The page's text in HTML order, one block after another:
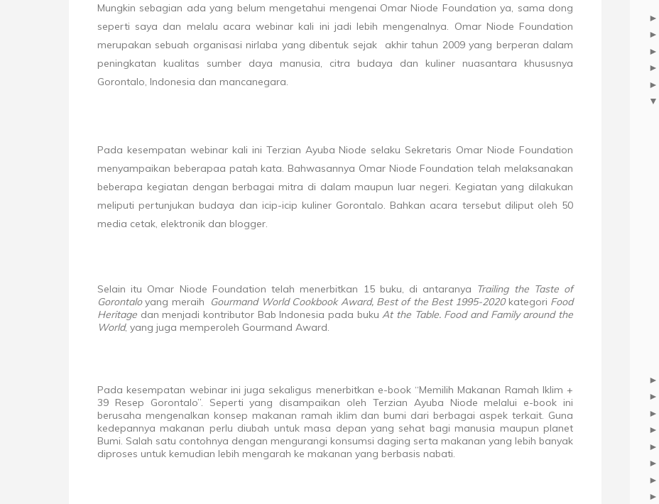
Mungkin sebagian ada yang belum mengetahui mengenai Omar Niode Foundation ya, sama dong
seperti saya dan melalu acara webinar kali ini jadi lebih mengenalnya. Omar Niode Foundation
merupakan sebuah organisasi nirlaba yang dibentuk sejak
akhir tahun 2009 yang berperan dalam
peningkatan kualitas sumber daya manusia, citra budaya dan kuliner nuasantara khususnya
Gorontalo, Indonesia dan mancanegara.
Pada kesempatan webinar kali ini Terzian Ayuba Niode selaku Sekretaris Omar Niode Foundation
menyampaikan beberapaa patah kata. Bahwasannya Omar Niode Foundation telah melaksanakan
beberapa kegiatan dengan berbagai mitra di dalam maupun luar negeri. Kegiatan yang dilakukan
meliputi pertunjukan budaya dan icip-icip kuliner Gorontalo. Bahkan acara tersebut diliput oleh 50
media cetak, elektronik dan blogger.
Selain itu Omar Niode Foundation telah menerbitkan 15 buku, di antaranya Trailing the Taste of
Gorontaloyang meraih Gourmand World Cookbook Award, Best of the Best 1995-2020kategori Food
Heritage dan menjadi kontributor Bab Indonesia pada bukuAt the Table. Food and Family around the
World, yang juga memperoleh Gourmand Award.
Pada kesempatan webinar ini juga sekaligus menerbitkan e-book “Memilih Makanan Ramah Iklim +
39 Resep Gorontalo”. Seperti yang disampaikan oleh Terzian Ayuba Niode melalui e-book ini
berusaha mengenalkan konsep makanan ramah iklim dan bumi dari berbagai aspek terkait. Guna
kedepannya makanan perlu diubah untuk masa depan yang sehat bagi manusia maupun planet
Bumi. Salah satu contohnya dengan mengurangi konsumsi daging serta makanan yang lebih banyak
diproses untuk kemudian lebih mengarah ke makanan yang berbasis nabati.
►
►
►
►
►
▼
►
►
►
►
►
►
►
►